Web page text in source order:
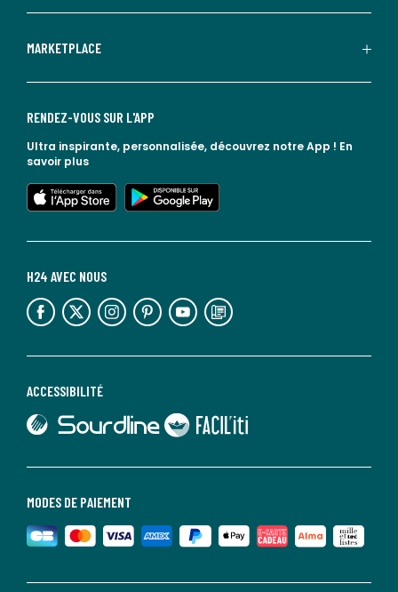
MARKETPLACE
MODES DE PAIEMENT
ACCESSIBILITÉ
lien vers Sourdline
lien vers Faciliti
H24 AVEC NOUS
lien vers l'espace réseaux sociaux lien vers l'espace réseaux sociaux lien vers l'espace réseaux sociaux lien vers l'espace réseaux sociaux lien vers l'espace réseaux sociaux lien vers le blog la redoute
RENDEZ-VOUS SUR L'APP
Ultra inspirante, personnalisée, découvrez notre App ! En
savoir plus
lien vers l'app store
lien vers google play